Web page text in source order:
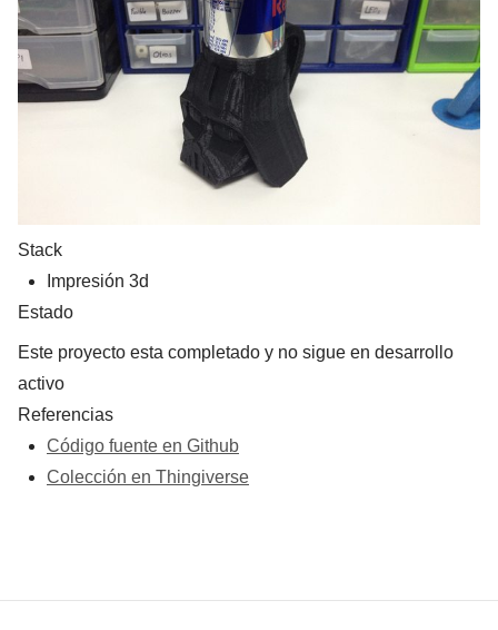
Stack
Impresión 3d
Estado
Este proyecto esta completado y no sigue en desarrollo
activo
Referencias
Código fuente en Github
Colección en Thingiverse